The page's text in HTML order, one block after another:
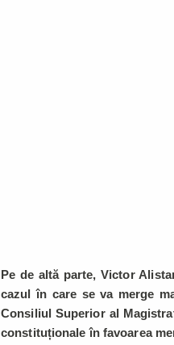
Pe de altă parte, Victor
cazul în care se va merge
Consiliul Superior al
constituționale în favoarea